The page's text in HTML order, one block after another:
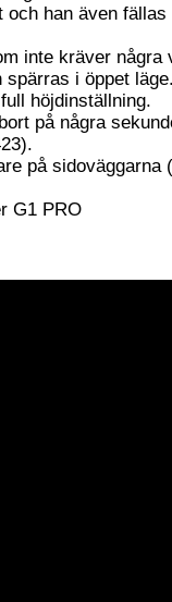
han även
inte kräver några
spärras i öppet läge.
höjdinställning.
på några
på sidoväggarna
G1 PRO